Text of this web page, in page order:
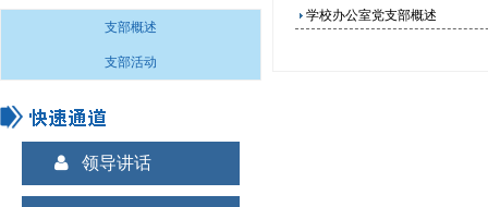
支部概述
支部活动
领导讲话
学校办公室党支部概述